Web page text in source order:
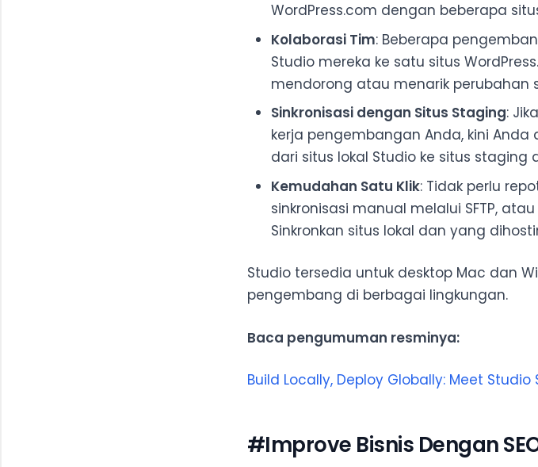
WordPress.com dengan beberapa
Kolaborasi Tim: Beberapa
Studio mereka ke satu situs
mendorong atau menarik perubahan
Sinkronisasi dengan Situs Staging:
kerja pengembangan Anda, kini
dari situs lokal Studio ke situs staging
Kemudahan Satu Klik: Tidak perlu
sinkronisasi manual melalui SFTP,
Sinkronkan situs lokal dan yang
Studio tersedia untuk desktop Mac dan
pengembang di berbagai lingkungan.
Baca pengumuman resminya:
Build Locally, Deploy Globally: Meet
#Improve Bisnis Dengan